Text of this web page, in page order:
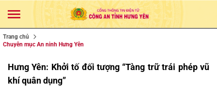
Trang chủ
Chuyên mục An ninh Hưng Yên
Hưng Yên: Khởi tố đối tượng “Tàng trữ trái phép vũ
khí quân dụng”